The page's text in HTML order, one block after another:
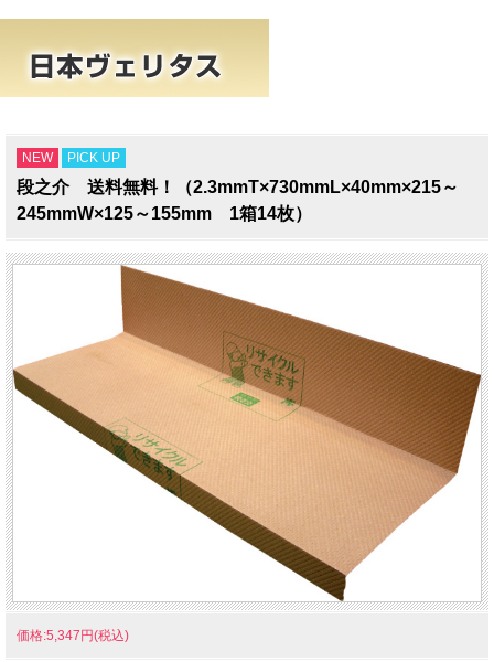
NEW PICK UP
段之介 送料無料！（2.3mmT×730mmL×40mm×215～
245mmW×125～155mm 1箱14枚）
価格:5,347円(税込)